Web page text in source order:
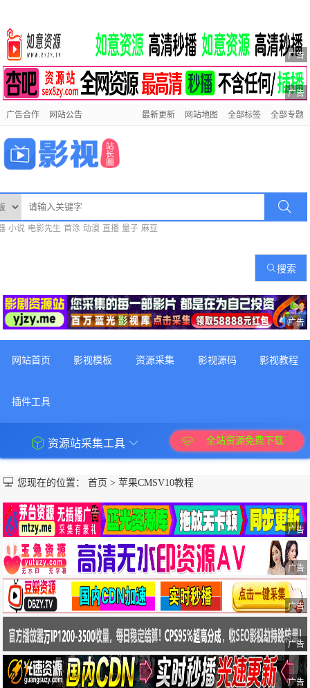
广告
广告
广告合作 网站公告 最新更新 网站地图 全部标签 全部专题
小说 电影先生 首涂 动漫 直播 量子 麻豆
搜索
广告
网站首页 影视模板 资源采集 影视源码 影视教程
插件工具
资源站采集工具 全站资源免费下载
您现在的位置：首页 >苹果CMSV10教程
广告
广告
广告
广告
广告